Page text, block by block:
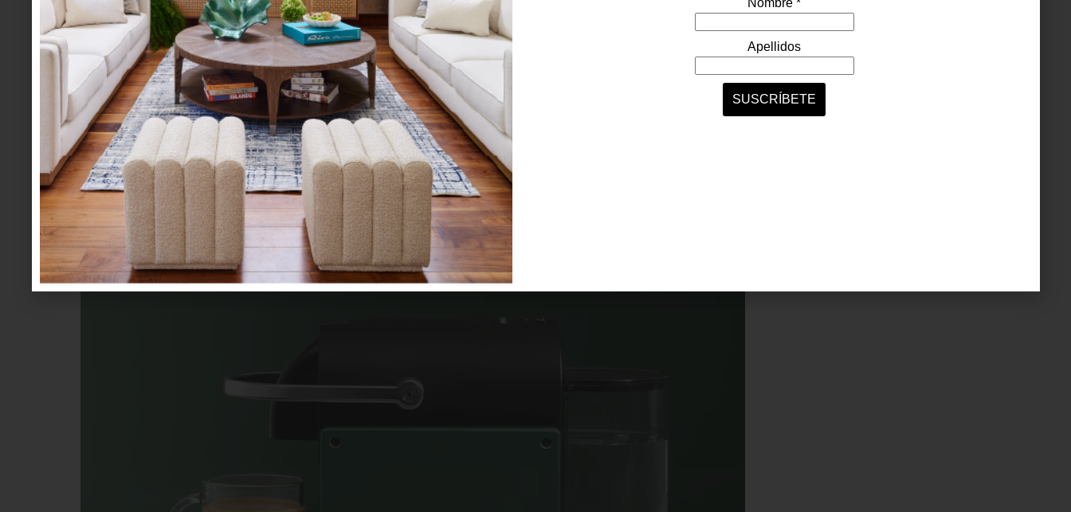
mesa y cocina / may 05 2026
NESPRESSO: EL RITUAL DIARIO,
SIMPLIFICADO